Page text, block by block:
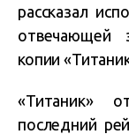
рассказал
отвечающей
копии
«Титаник»
последний